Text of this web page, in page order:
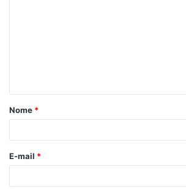
Nome *
E-mail *